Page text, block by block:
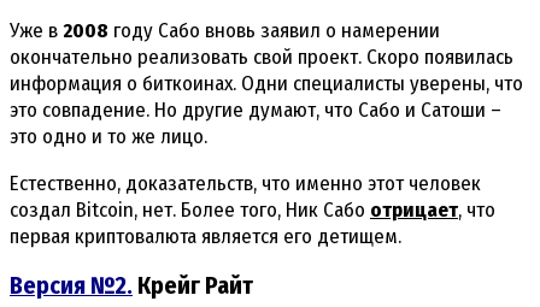
Уже в2008 году Сабо вновь заявил о намерении
окончательно реализовать свой проект. Скоро появилась
информация о биткоинах. Одни специалисты уверены, что
это совпадение. Но другие думают, что Сабо и Сатоши –
это одно и то же лицо.
Естественно, доказательств, что именно этот человек
создал Bitcoin, нет. Более того, Ник Сабо отрицает, что
первая криптовалюта является его детищем.
Версия №2. Крейг Райт